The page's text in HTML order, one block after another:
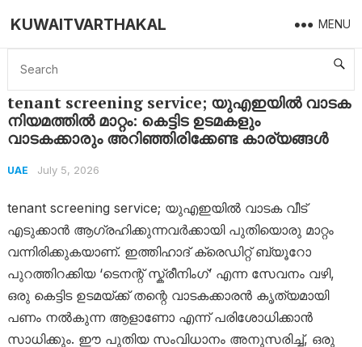
KUWAITVARTHAKAL MENU
Home UAE tenant screening service; യുഎഇയിൽ വാടക നിയമത്തിൽ മാറ്റം: കെട്ടിട ഉടമകളും വാടകക്കാരും അറിഞ്ഞിരിക്കേണ്ട കാര്യങ്ങൾ
tenant screening service; യുഎഇയിൽ വാടക
നിയമത്തിൽ മാറ്റം: കെട്ടിട ഉടമകളും
വാടകക്കാരും അറിഞ്ഞിരിക്കേണ്ട കാര്യങ്ങൾ
UAE July 5, 2026
tenant screening service; യുഎഇയിൽ വാടക വീട്
എടുക്കാൻ ആഗ്രഹിക്കുന്നവർക്കായി പുതിയൊരു മാറ്റം
വന്നിരിക്കുകയാണ്. ഇത്തിഹാദ് ക്രെഡിറ്റ് ബ്യൂറോ
പുറത്തിറക്കിയ ‘ടെനന്റ് സ്ക്രീനിംഗ്’ എന്ന സേവനം വഴി,
ഒരു കെട്ടിട ഉടമയ്ക്ക് തന്റെ വാടകക്കാരൻ കൃത്യമായി
പണം നൽകുന്ന ആളാണോ എന്ന് പരിശോധിക്കാൻ
സാധിക്കും. ഈ പുതിയ സംവിധാനം അനുസരിച്ച്, ഒരു